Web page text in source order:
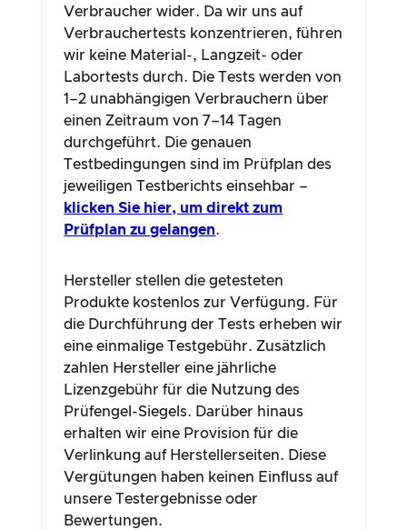
Verbraucher wider. Da wir uns auf
Verbrauchertests konzentrieren, führen
wir keine Material-, Langzeit- oder
Labortests durch. Die Tests werden von
1–2 unabhängigen Verbrauchern über
einen Zeitraum von 7–14 Tagen
durchgeführt. Die genauen
Testbedingungen sind im Prüfplan des
jeweiligen Testberichts einsehbar –
klicken Sie hier, um direkt zum
Prüfplan zu gelangen.
Hersteller stellen die getesteten
Produkte kostenlos zur Verfügung. Für
die Durchführung der Tests erheben wir
eine einmalige Testgebühr. Zusätzlich
zahlen Hersteller eine jährliche
Lizenzgebühr für die Nutzung des
Prüfengel-Siegels. Darüber hinaus
erhalten wir eine Provision für die
Verlinkung auf Herstellerseiten. Diese
Vergütungen haben keinen Einfluss auf
unsere Testergebnisse oder
Bewertungen.